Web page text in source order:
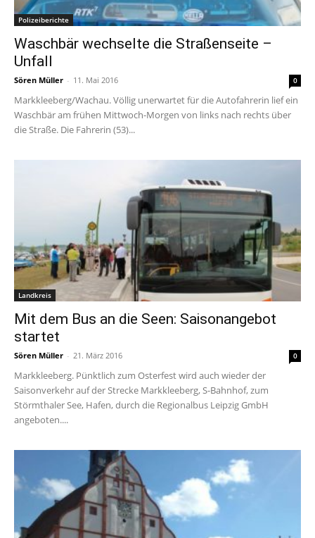
Polizeiberichte
Waschbär wechselte die Straßenseite –
Unfall
Sören Müller - 11. Mai 2016 0
Markkleeberg/Wachau. Völlig unerwartet für die Autofahrerin lief ein
Waschbär am frühen Mittwoch-Morgen von links nach rechts über
die Straße. Die Fahrerin (53)...
Landkreis
Mit dem Bus an die Seen: Saisonangebot
startet
Sören Müller - 21. März 2016 0
Markkleeberg. Pünktlich zum Osterfest wird auch wieder der
Saisonverkehr auf der Strecke Markkleeberg, S-Bahnhof, zum
Störmthaler See, Hafen, durch die Regionalbus Leipzig GmbH
angeboten....